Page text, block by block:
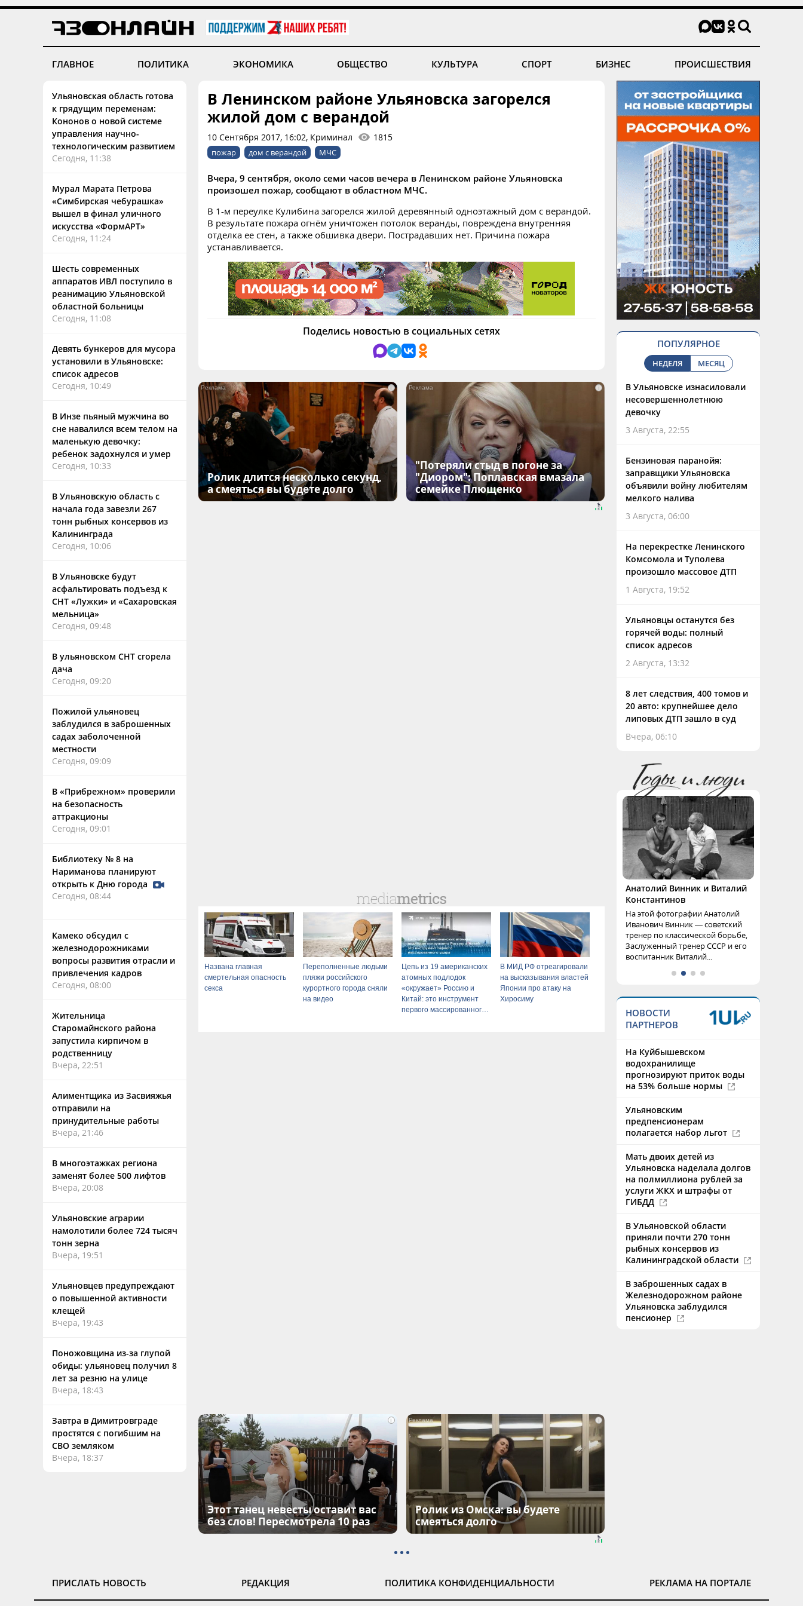
ГЛАВНОЕ ПОЛИТИКА ЭКОНОМИКА ОБЩЕСТВО КУЛЬТУРА СПОРТ БИЗНЕС ПРОИСШЕСТВИЯ
Ульяновская область готова
к грядущим переменам:
Кононов о новой системе
управления научно-
технологическим развитием
Сегодня, 11:38
Мурал Марата Петрова
«Симбирская чебурашка»
вышел в финал уличного
искусства «ФормАРТ»
Сегодня, 11:24
Шесть современных
аппаратов ИВЛ поступило в
реанимацию Ульяновской
областной больницы
Сегодня, 11:08
Девять бункеров для мусора
установили в Ульяновске:
список адресов
Сегодня, 10:49
В Инзе пьяный мужчина во
сне навалился всем телом на
маленькую девочку:
ребенок задохнулся и умер
Сегодня, 10:33
В Ульяновскую область с
начала года завезли 267
тонн рыбных консервов из
Калининграда
Сегодня, 10:06
В Ульяновске будут
асфальтировать подъезд к
СНТ «Лужки» и «Сахаровская
мельница»
Сегодня, 09:48
В ульяновском СНТ сгорела
дача
Сегодня, 09:20
Пожилой ульяновец
заблудился в заброшенных
садах заболоченной
местности
Сегодня, 09:09
В «Прибрежном» проверили
на безопасность
аттракционы
Сегодня, 09:01
Библиотеку № 8 на
Нариманова планируют
открыть к Дню города
Сегодня, 08:44
Камеко обсудил с
железнодорожниками
вопросы развития отрасли и
привлечения кадров
Сегодня, 08:00
Жительница
Старомайнского района
запустила кирпичом в
родственницу
Вчера, 22:51
Алиментщика из Засвияжья
отправили на
принудительные работы
Вчера, 21:46
В многоэтажках региона
заменят более 500 лифтов
Вчера, 20:08
Ульяновские аграрии
намолотили более 724 тысяч
тонн зерна
Вчера, 19:51
Ульяновцев предупреждают
о повышенной активности
клещей
Вчера, 19:43
Поножовщина из-за глупой
обиды: ульяновец получил 8
лет за резню на улице
Вчера, 18:43
Завтра в Димитровграде
простятся с погибшим на
СВО земляком
Вчера, 18:37
В Ленинском районе Ульяновска загорелся
жилой дом с верандой
10 Сентября 2017, 16:02, Криминал 1815
пожар дом с верандой МЧС
Вчера, 9 сентября, около семи часов вечера в Ленинском районе Ульяновска
произошел пожар, сообщают в областном МЧС.
В 1-м переулке Кулибина загорелся жилой деревянный одноэтажный дом с верандой.
В результате пожара огнём уничтожен потолок веранды, повреждена внутренняя
отделка ее стен, а также обшивка двери. Пострадавших нет. Причина пожара
устанавливается.
Поделись новостью в социальных сетях
i
Ролик длится несколько секунд,
а смеяться вы будете долго
i
"Потеряли стыд в погоне за
"Диором": Поплавская вмазала
семейке Плющенко
Названа главная
смертельная опасность
секса
Переполненные людьми
пляжи российского
курортного города сняли
на видео
Цепь из 19 американских
атомных подлодок
«окружает» Россию и
Китай: это инструмент
первого массированного
В МИД РФ отреагировали
на высказывания властей
Японии про атаку на
Хиросиму
i
Этот танец невесты оставит вас
без слов! Пересмотрела 10 раз
i
Ролик из Омска: вы будете
смеяться долго
ПОПУЛЯРНОЕ
НЕДЕЛЯ МЕСЯЦ
В Ульяновске изнасиловали
несовершеннолетнюю
девочку
3 Августа, 22:55
Бензиновая паранойя:
заправщики Ульяновска
объявили войну любителям
мелкого налива
3 Августа, 06:00
На перекрестке Ленинского
Комсомола и Туполева
произошло массовое ДТП
1 Августа, 19:52
Ульяновцы останутся без
горячей воды: полный
список адресов
2 Августа, 13:32
8 лет следствия, 400 томов и
20 авто: крупнейшее дело
липовых ДТП зашло в суд
Вчера, 06:10
Анатолий Винник и Виталий
Константинов
На этой фотографии Анатолий
Иванович Винник — советский
тренер по классической борьбе,
Заслуженный тренер СССР и его
воспитанник Виталий...
НОВОСТИ
ПАРТНЕРОВ
На Куйбышевском
водохранилище
прогнозируют приток воды
на 53% больше нормы
Ульяновским
предпенсионерам
полагается набор льгот
Мать двоих детей из
Ульяновска наделала долгов
на полмиллиона рублей за
услуги ЖКХ и штрафы от
ГИБДД
В Ульяновской области
приняли почти 270 тонн
рыбных консервов из
Калининградской области
В заброшенных садах в
Железнодорожном районе
Ульяновска заблудился
пенсионер
ПРИСЛАТЬ НОВОСТЬ РЕДАКЦИЯ ПОЛИТИКА КОНФИДЕНЦИАЛЬНОСТИ РЕКЛАМА НА ПОРТАЛЕ